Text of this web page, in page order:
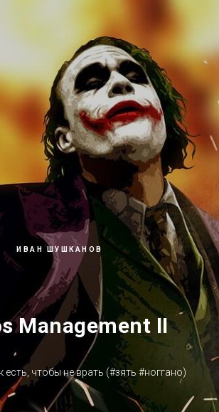
ИВАН ШУШКАНОВ
Management II
есть, чтобы не врать (#зять #ноггано)